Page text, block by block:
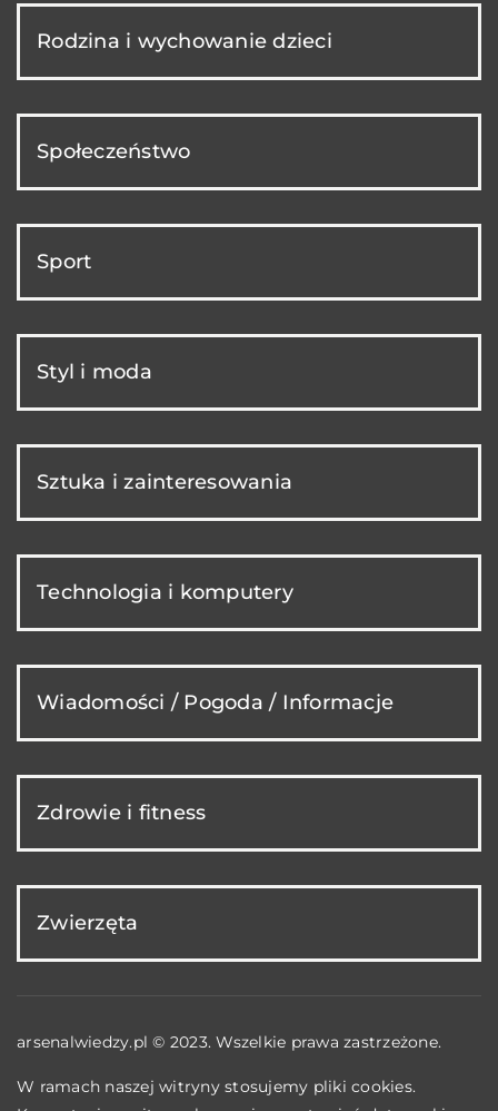
Rodzina i wychowanie dzieci
Społeczeństwo
Sport
Styl i moda
Sztuka i zainteresowania
Technologia i komputery
Wiadomości / Pogoda / Informacje
Zdrowie i fitness
Zwierzęta
arsenalwiedzy.pl © 2023. Wszelkie prawa zastrzeżone.
W ramach naszej witryny stosujemy pliki cookies.